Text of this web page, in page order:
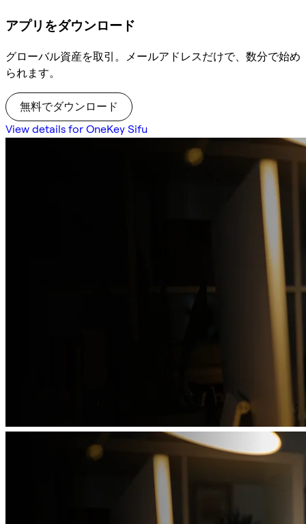
アプリをダウンロード
グローバル資産を取引。メールアドレスだけで、数分で始め
られます。
無料でダウンロード
View details for OneKey Sifu